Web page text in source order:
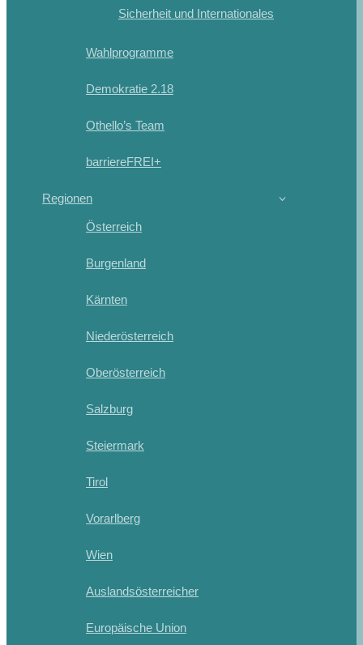
Sicherheit und Internationales
Wahlprogramme
Demokratie 2.18
Othello’s Team
barriereFREI+
Regionen
Österreich
Burgenland
Kärnten
Niederösterreich
Oberösterreich
Salzburg
Steiermark
Tirol
Vorarlberg
Wien
Auslandsösterreicher
Europäische Union